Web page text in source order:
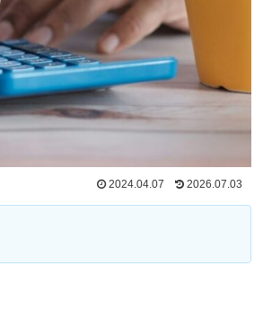
2024.04.07 2026.07.03